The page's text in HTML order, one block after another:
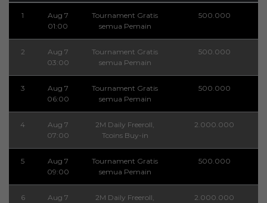
1
Aug 7
01:00
Tournament Gratis
semua Pemain
500.000
2
Aug 7
03:00
Tournament Gratis
semua Pemain
500.000
3
Aug 7
06:00
Tournament Gratis
semua Pemain
500.000
4
Aug 7
07:00
2M Daily Freeroll,
Tcoins Buy-in
2.000.000
5
Aug 7
09:00
Tournament Gratis
semua Pemain
500.000
6
Aug 7
2M Daily Freeroll,
2.000.000